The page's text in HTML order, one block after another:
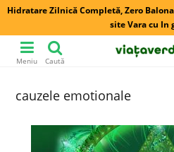
Hidratare Zilnică Completă, Zero
site Vara cu In
Meniu Caută
cauzele emotionale